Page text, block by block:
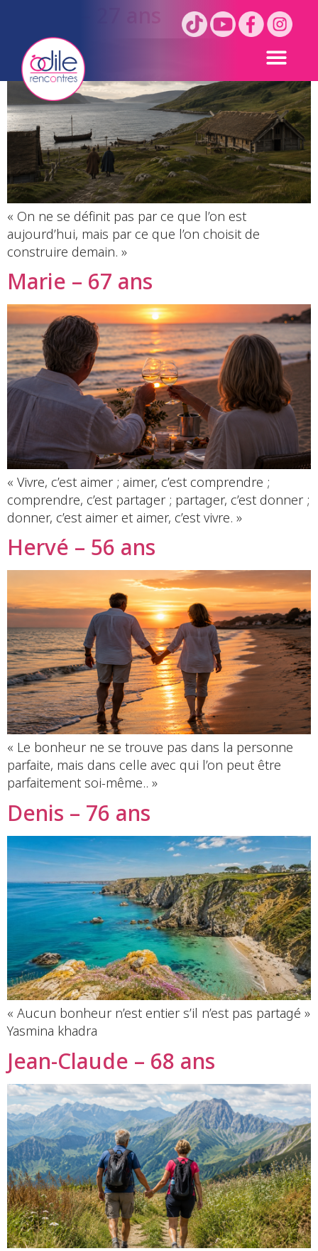
« On ne se définit pas par ce que l’on est
aujourd’hui, mais par ce que l’on choisit de
construire demain. »
Marie – 67 ans
« Vivre, c’est aimer ; aimer, c’est comprendre ;
comprendre, c’est partager ; partager, c’est donner ;
donner, c’est aimer et aimer, c’est vivre. »
Hervé – 56 ans
« Le bonheur ne se trouve pas dans la personne
parfaite, mais dans celle avec qui l’on peut être
parfaitement soi-même.. »
Denis – 76 ans
« Aucun bonheur n’est entier s’il n’est pas partagé »
Yasmina khadra
Jean-Claude – 68 ans